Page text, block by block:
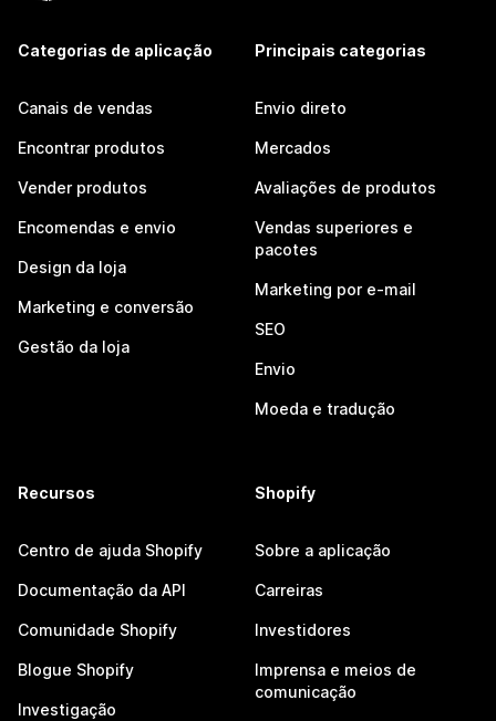
Categorias de aplicação
Canais de vendas
Encontrar produtos
Vender produtos
Encomendas e envio
Design da loja
Marketing e conversão
Gestão da loja
Principais categorias
Envio direto
Mercados
Avaliações de produtos
Vendas superiores e
pacotes
Marketing por e-mail
SEO
Envio
Moeda e tradução
Recursos
Centro de ajuda Shopify
Documentação da API
Comunidade Shopify
Blogue Shopify
Investigação
Shopify
Sobre a aplicação
Carreiras
Investidores
Imprensa e meios de
comunicação